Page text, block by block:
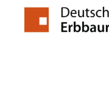
Zum